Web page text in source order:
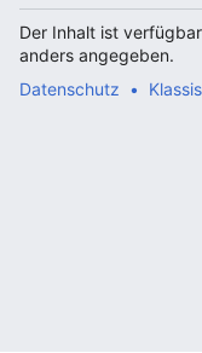
Der Inhalt ist
anders angegeben.
Datenschutz